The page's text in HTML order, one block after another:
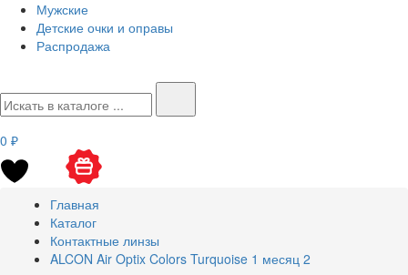
Мужские
Детские очки и оправы
Распродажа
0 ₽
Главная
Каталог
Контактные линзы
ALCON Air Optix Colors Turquoise 1 месяц 2